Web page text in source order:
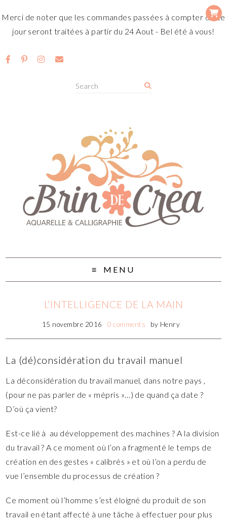
Merci de noter que les commandes passées à compter de ce
jour seront traitées à partir du 24 Aout - Bel été à vous!
MENU
L’INTELLIGENCE DE LA MAIN
15 novembre 2016 0 comments by Henry
La (dé)considération du travail manuel
La déconsidération du travail manuel, dans notre pays ,
(pour ne pas parler de « mépris »…) de quand ça date ?
D’où ça vient?
Est-ce lié à au développement des machines ? A la division
du travail ? A ce moment où l’on a fragmenté le temps de
création en des gestes « calibrés » et où l’on a perdu de
vue l’ensemble du processus de création ?
Ce moment où l’homme s’est éloigné du produit de son
travail en étant affecté à une tâche à effectuer pour plus